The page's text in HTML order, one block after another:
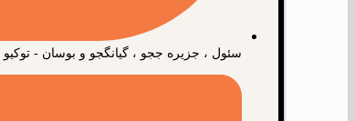
سئول ، جزیره ججو ، گیانگجو و بوسان - توکیو ،